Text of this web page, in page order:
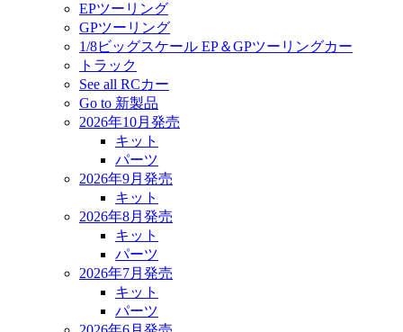
EPツーリング
GPツーリング
1/8ビッグスケール EP＆GPツーリングカー
トラック
See all RCカー
Go to 新製品
2026年10月発売
キット
パーツ
2026年9月発売
キット
2026年8月発売
キット
パーツ
2026年7月発売
キット
パーツ